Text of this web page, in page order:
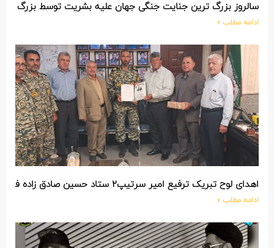
سالروز بزرگ ترین جنایت جنگی جهان علیه بشریت توسط بزرگ
ادامه مطلب »
اهدای لوح تبریک ترفیع امیر سرتیپ۲ ستاد حسین صادق زاده فرمانده تیپ ۲۵ واکنش سریع شهید آبگون نزاجا مستقر در تبریز
ادامه مطلب »